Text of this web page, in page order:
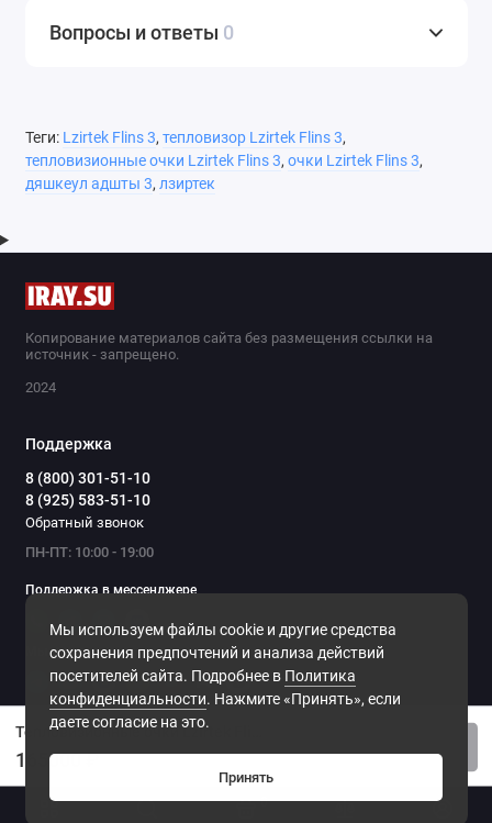
0
165000 ₽
Вопросы и ответы 0
Теги: Lzirtek Flins 3, тепловизор Lzirtek Flins 3,
тепловизионные очки Lzirtek Flins 3, очки Lzirtek Flins 3,
дяшкеул адшты 3, лзиртек
Мы используем файлы cookie и другие средства
сохранения предпочтений и анализа действий
посетителей сайта. Подробнее в Политика
конфиденциальности. Нажмите «Принять», если
даете согласие на это.
Принять
Копирование материалов сайта без размещения ссылки на
источник - запрещено.
2024
Поддержка
8 (800) 301-51-10
8 (925) 583-51-10
Обратный звонок
ПН-ПТ: 10:00 - 19:00
Поддержка в мессенджере
Мы в сети